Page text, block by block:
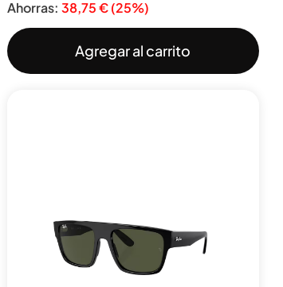
Ahorras: 38,75€ (25%)
Agregar al carrito